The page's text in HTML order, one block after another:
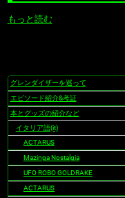
もっと読む
ナ
ビ
ゲ
シ
ョ
ン
グレンダイザーを巡って
エピソード紹介&考証
本とグッズの紹介など
イタリア語(it)
ACTARUS
Mazinga Nostalgia
UFO ROBO GOLDRAKE
ACTARUS